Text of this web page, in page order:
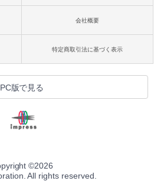
会社概要
特定商取引法に基づく表示
PC版で見る
©2026
All rights reserved.